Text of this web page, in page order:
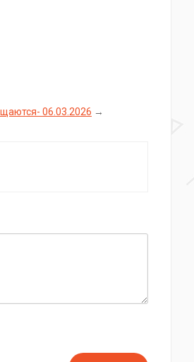
06.03.2026 →